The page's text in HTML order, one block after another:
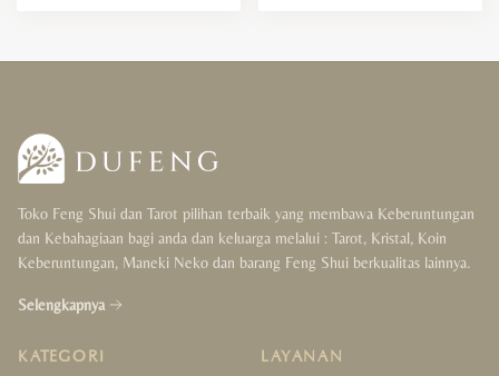
Toko Feng Shui dan Tarot pilihan terbaik yang membawa Keberuntungan
dan Kebahagiaan bagi anda dan keluarga melalui : Tarot, Kristal, Koin
Keberuntungan, Maneki Neko dan barang Feng Shui berkualitas lainnya.
Selengkapnya
KATEGORI
LAYANAN